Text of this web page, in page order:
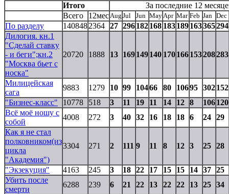
Итого
За последние 12
Всего
12мес Aug Jul Jun May Apr Mar Feb Jan Dec
По разделу 1408482364 27 296182168 183189163365294
Дилогия. кн.1
"Сделай ставку
- и беги";кн.2
"Москва бьет с
носка"
20720 1888 13 169149140 170166153208283
Милицейская
сага
9883 1279 10 99 10466 80 10695 302152
"Бизнес-класс"
10778 518 3 11 19 11 14 12 8 106120
Всё моё ношу с
собой
4008 272 3 40 32 16 18 18 6 24 29
Как я не стал
полковником(из
цикла
"Академия")
3304 271 2 111 9 11 8 12 3 25 28
"Экзекуция" 4163 245 3 18 22 17 15 15 14 37 25
Убить после
смерти
6288 239 6 21 22 13 22 22 13 25 34